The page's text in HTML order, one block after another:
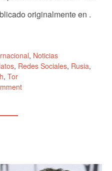
originalmente en .
, Noticias
, Redes Sociales, Rusia,
, Tor